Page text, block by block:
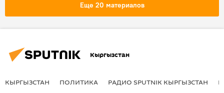
Дима Билан
группы "Сплин"
Ottawan
День независимости
площадь Ала-Тоо
Еще 20 материалов
Кыргызстан
КЫРГЫЗСТАН ПОЛИТИКА РАДИО SPUTNIK КЫРГЫЗСТАН